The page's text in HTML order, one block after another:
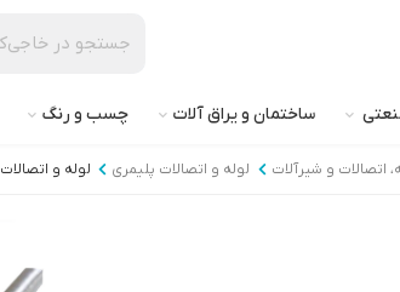
ساختمان و یراق آلات چسب و رنگ
اتصالات و شیرآلات لوله و اتصالات پلیمری لوله و اتصالات 5 لایه (نیوپایپ)